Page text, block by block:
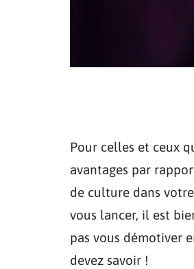
Pour celles et ceux
avantages par
de culture dans
vous lancer, il est
pas vous démotiver
devez savoir !